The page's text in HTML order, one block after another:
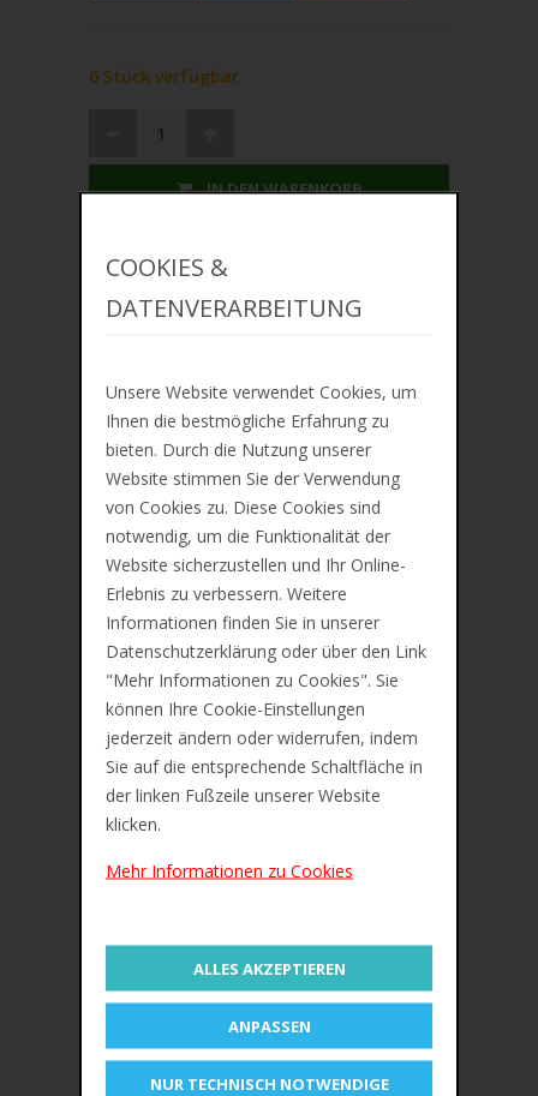
COOKIES &
DATENVERARBEITUNG
Unsere Website verwendet Cookies, um
Ihnen die bestmögliche Erfahrung zu
bieten. Durch die Nutzung unserer
Website stimmen Sie der Verwendung
von Cookies zu. Diese Cookies sind
notwendig, um die Funktionalität der
Website sicherzustellen und Ihr Online-
Erlebnis zu verbessern. Weitere
Informationen finden Sie in unserer
Datenschutzerklärung oder über den Link
"Mehr Informationen zu Cookies". Sie
können Ihre Cookie-Einstellungen
jederzeit ändern oder widerrufen, indem
Sie auf die entsprechende Schaltfläche in
der linken Fußzeile unserer Website
klicken.
Mehr Informationen zu Cookies
ALLES AKZEPTIEREN
ANPASSEN
NUR TECHNISCH NOTWENDIGE
6 Stück verfügbar
IN DEN WARENKORB
Lieferung ca. zwischen Mo, 10. Aug und Mi,
12. Aug
Preis inkl. 19% MwSt. Zzgl.Versandkosten
Beschreibung
Zusätzliche Information
Bewertungen (0)
UHU Klebestift stic, lösemittelfrei, 21 g
Mit Schraubkappe, leicht auswaschbar, klebt
Papier,Pappe, Etiketten und Styropor, aus
98% naturbasiertenRohstoffen
ÄHNLICHE PRODUKTE